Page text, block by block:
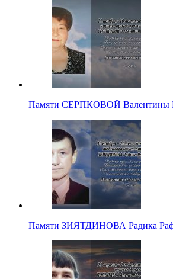
Памяти СЕРПКОВОЙ Валентины
Памяти ЗИЯТДИНОВА Радика